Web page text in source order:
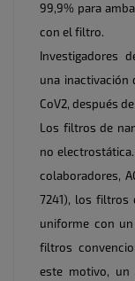
99,9% para
con el filtro.
Investigadores
una inactivación
CoV2, después
Los filtros de
no
colaboradores,
7241), los filtros
uniforme con
filtros
este motivo,